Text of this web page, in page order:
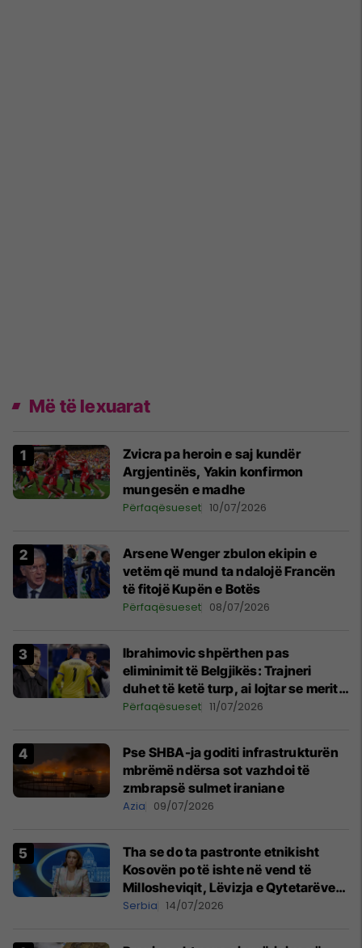
Më të lexuarat
Zvicra pa heroin e saj kundër
Argjentinës, Yakin konfirmon
mungesën e madhe
Përfaqësueset 10/07/2026
Arsene Wenger zbulon ekipin e
vetëm që mund ta ndalojë Francën
të fitojë Kupën e Botës
Përfaqësueset 08/07/2026
Ibrahimovic shpërthen pas
eliminimit të Belgjikës: Trajneri
duhet të ketë turp, ai lojtar se meritoi
të luante
Përfaqësueset 11/07/2026
Pse SHBA-ja goditi infrastrukturën
mbrëmë ndërsa sot vazhdoi të
zmbrapsë sulmet iraniane
Azia 09/07/2026
Tha se do ta pastronte etnikisht
Kosovën po të ishte në vend të
Millosheviqit, Lëvizja e Qytetarëve
të Lirë në Serbi kërkon shkarkimin e
Serbia 14/07/2026